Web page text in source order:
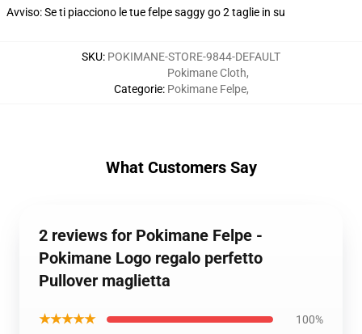
Avviso: Se ti piacciono le tue felpe saggy go 2 taglie in su
SKU: POKIMANE-STORE-9844-DEFAULT
Categorie:
Pokimane Cloth,
Pokimane Felpe,
What Customers Say
2 reviews for Pokimane Felpe -
Pokimane Logo regalo perfetto
Pullover maglietta
★★★★★ 100%